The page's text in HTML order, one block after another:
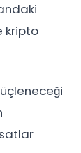
kripto